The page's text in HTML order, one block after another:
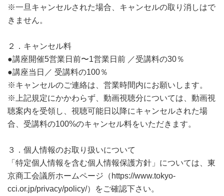
※一旦キャンセルされた場合、キャンセルの取り消しはで
きません。
２．キャンセル料
●講座開催5営業日前〜1営業日前 ／受講料の30％
●講座当日／ 受講料の100％
※キャンセルのご連絡は、営業時間内にお願いします。
※上記規定にかかわらず、動画視聴分については、動画視
聴案内を受領し、視聴可能日以降にキャンセルされた場
合、受講料の100%のキャンセル料をいただきます。
３．個人情報のお取り扱いについて
「特定個人情報を含む個人情報保護方針」については、東
京商工会議所ホームページ（https://www.tokyo-
cci.or.jp/privacy/policy/）をご確認下さい。